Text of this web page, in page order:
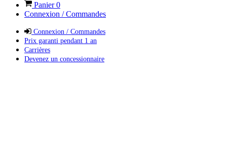
Panier0
Connexion / Commandes
Connexion / Commandes
Prix garanti pendant 1 an
Carrières
Devenez un concessionnaire